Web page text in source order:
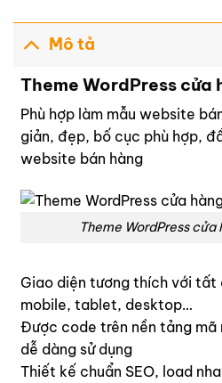
Mô tả
Theme WordPress cửa
Phù hợp làm mẫu website
giản, đẹp, bố cục phù hợp,
website bán hàng
Theme WordPress cửa
Giao diện tương thích với
mobile, tablet, desktop…
Được code trên nền tảng mã
dễ dàng sử dụng
Thiết kế chuẩn SEO, load